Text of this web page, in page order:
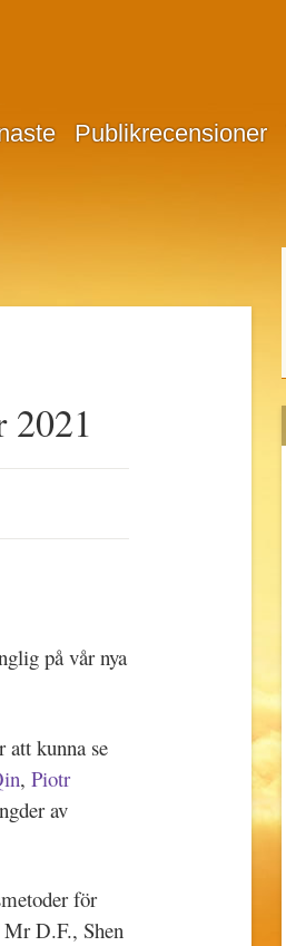
Publikrecensioner
2021
på vår nya
att kunna se
, Piotr
av
för
Mr D.F., Shen